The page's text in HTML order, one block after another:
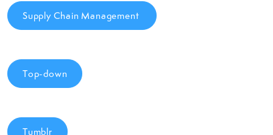
Supply Chain Management
Top-down
Tumblr